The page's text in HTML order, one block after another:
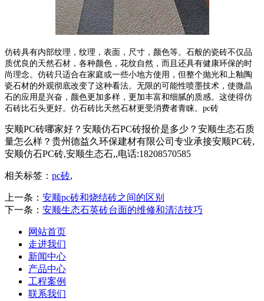
仿砖具有内部纹理，纹理，表面，尺寸，颜色等。石般的瓷砖不仅品
质优良的天然石材，各种颜色，花纹自然，而且还具有健康环保的时
尚理念。仿砖只适合在家庭或一些小地方使用，但整个抛光和上釉陶
瓷石材的外观彻底改变了这种看法。无限的可能性喷墨技术，使微晶
石的应用是兴奋，颜色更加多样，更加丰富和细腻的质感。这使得仿
石砖比石头更好。仿石砖比天然石材更受消费者青睐。pc砖
安顺PC砖哪家好？安顺仿石PC砖报价是多少？安顺生态石质
量怎么样？贵州德益久环保建材有限公司专业承接安顺PC砖,
安顺仿石PC砖,安顺生态石,,电话:18208570585
相关标签： pc砖,
上一条： 安顺pc砖和烧结砖之间的区别
下一条： 安顺生态石英砖台面的维修和清洁技巧
网站首页
走进我们
新闻中心
产品中心
工程案例
联系我们